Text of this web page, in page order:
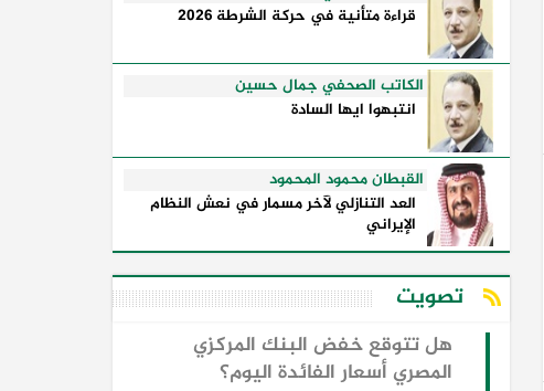
قراءة متأنية في حركة الشرطة 2026
الكاتب الصحفي جمال حسين
انتبهوا ايها السادة
القبطان محمود المحمود
العد التنازلي لآخر مسمار في نعش النظام
الإيراني
تصويت
هل تتوقع خفض البنك المركزي
المصري أسعار الفائدة اليوم؟